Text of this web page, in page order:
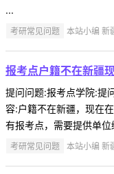
...
考研常见问题 本站小编 新
报考点户籍不在新疆
提问问题:报考点学院:
容:户籍不在新疆，现在
有报考点，需要提供单
考研常见问题 本站小编 新